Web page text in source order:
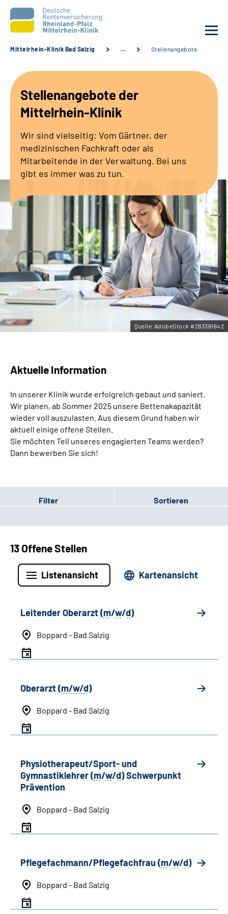
Unsere Angebote
Karriere
Zuweisende &
Leichte Sprache
Gebärdensprache
Mittelrhein-Klinik Bad Salzig … Stellenangebote
Stellenangebote der
Mittelrhein-Klinik
Wir sind vielseitig: Vom Gärtner, der
medizinischen Fachkraft oder als
Mitarbeitende in der Verwaltung. Bei uns
gibt es immer was zu tun.
Quelle:AdobeStock #293381642
Aktuelle Information
In unserer Klinik wurde erfolgreich gebaut und saniert.
Wir planen, ab Sommer 2025 unsere Bettenakapazität
wieder voll auszulasten. Aus diesem Grund haben wir
aktuell einige offene Stellen.
Sie möchten Teil unseres engagierten Teams werden?
Dann bewerben Sie sich!
Filter Sortieren
13 Offene Stellen
Listenansicht Kartenansicht
Leitender Oberarzt (m/w/d)
Boppard - Bad Salzig
Oberarzt (m/w/d)
Boppard - Bad Salzig
Physiotherapeut/Sport- und
Gymnastiklehrer (m/w/d) Schwerpunkt
Prävention
Boppard - Bad Salzig
Pflegefachmann/Pflegefachfrau (m/w/d)
Boppard - Bad Salzig